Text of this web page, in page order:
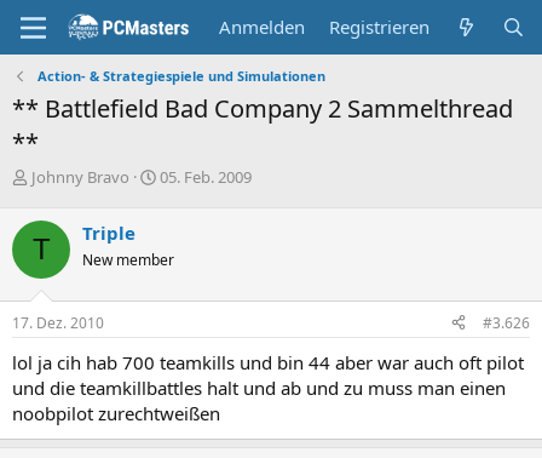
Anmelden Registrieren
Action- & Strategiespiele und Simulationen
** Battlefield Bad Company 2 Sammelthread
**
E
s
t
l
l
e
Johnny Bravo
E
e
l
m
05. Feb. 2009
T Triple
New member
17. Dez. 2010 #3.626
lol ja cih hab 700 teamkills und bin 44 aber war auch oft pilot
und die teamkillbattles halt und ab und zu muss man einen
noobpilot zurechtweißen